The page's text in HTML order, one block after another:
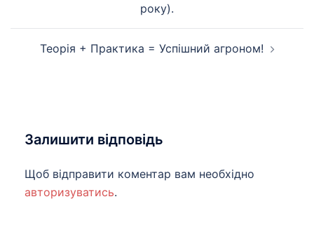
року).
Теорія + Практика = Успішний агроном!
Залишити відповідь
Щоб відправити коментар вам необхідно
авторизуватись.